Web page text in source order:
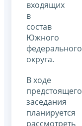
входящих
в
состав
Южного
федерального
округа.
В ходе
предстоящего
заседания
планируется
рассмотреть